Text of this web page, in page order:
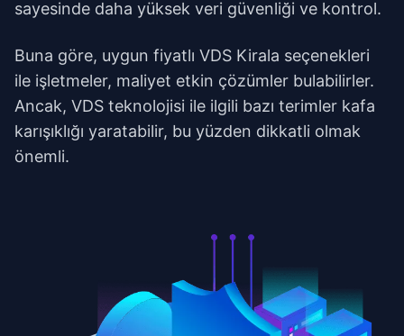
sayesinde daha yüksek veri güvenliği ve kontrol.
Buna göre, uygun fiyatlı VDS Kirala seçenekleri
ile işletmeler, maliyet etkin çözümler bulabilirler.
Ancak, VDS teknolojisi ile ilgili bazı terimler kafa
karışıklığı yaratabilir, bu yüzden dikkatli olmak
önemli.